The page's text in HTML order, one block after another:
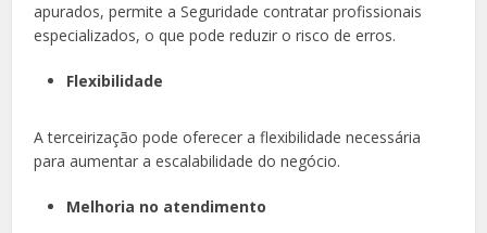
apurados, permite a Seguridade contratar profissionais
especializados, o que pode reduzir o risco de erros.
Flexibilidade
A terceirização pode oferecer a flexibilidade necessária
para aumentar a escalabilidade do negócio.
Melhoria no atendimento